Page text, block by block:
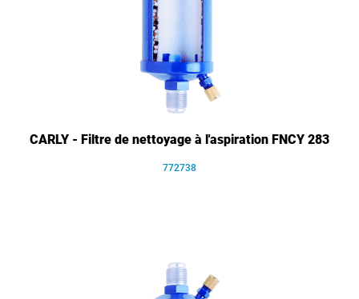
CARLY - Filtre de nettoyage à l'aspiration FNCY 283
772738